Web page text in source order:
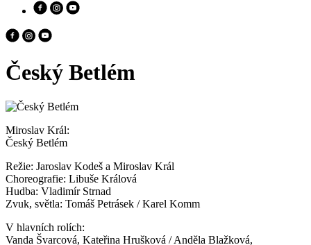
Český Betlém
Miroslav Král:
Český Betlém
Režie: Jaroslav Kodeš a Miroslav Král
Choreografie: Libuše Králová
Hudba: Vladimír Strnad
Zvuk, světla: Tomáš Petrásek / Karel Komm
V hlavních rolích:
Vanda Švarcová, Kateřina Hrušková / Anděla Blažková,